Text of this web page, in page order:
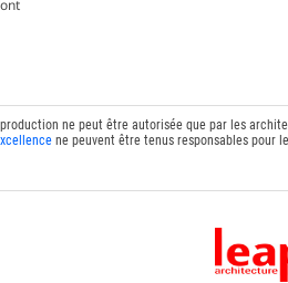
ne peut être autorisée que par les
ne peuvent être tenus responsables pour